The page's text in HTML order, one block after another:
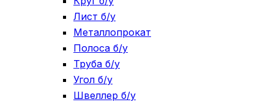
Лист б/у
Металлопрокат
Полоса б/у
Труба б/у
Угол б/у
Швеллер б/у